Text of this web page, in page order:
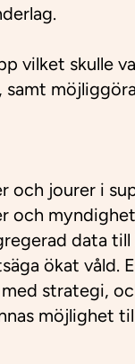
vilket skulle
och jourer i
och
data
ökat våld.
strategi,
möjlighet